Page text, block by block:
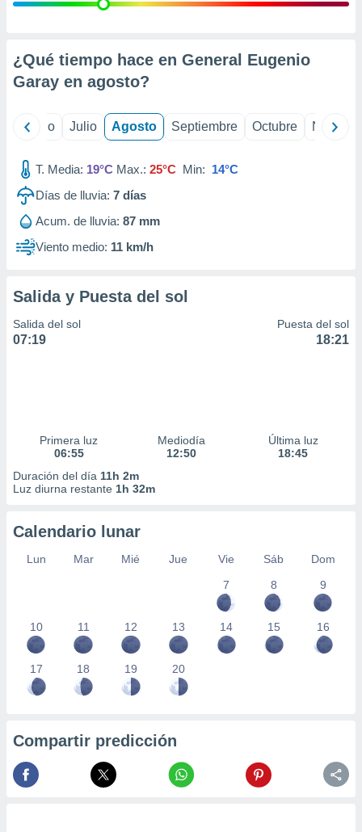
e
mediante
publicidad
de
1199
¿Qué tiempo hace en General Eugenio
Garay en agosto?
Junio Julio Agosto Septiembre Octubre
T. Media: 19°C Max.: 25°C Min: 14°C
Días de lluvia: 7 días
Acum. de lluvia: 87 mm
Viento medio: 11 km/h
Salida y Puesta del sol
Salida del sol
07:19
Puesta del sol
18:21
Primera luz
06:55
Mediodía
12:50
Última luz
18:45
Duración del día 11h 2m
Luz diurna restante 1h 32m
Calendario lunar
Lun Mar Mié Jue Vie Sáb
Dom
7
8 9
10 11 12 13 14 15 16
17 18 19 20
Compartir predicción